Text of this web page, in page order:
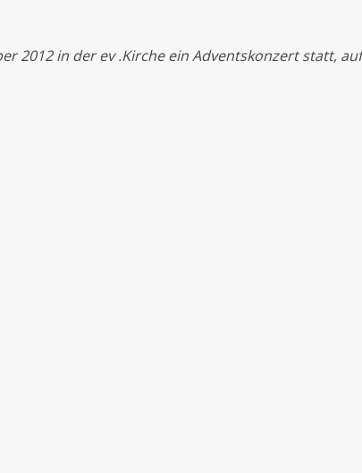
2012 in der ev .Kirche ein Adventskonzert statt, auf